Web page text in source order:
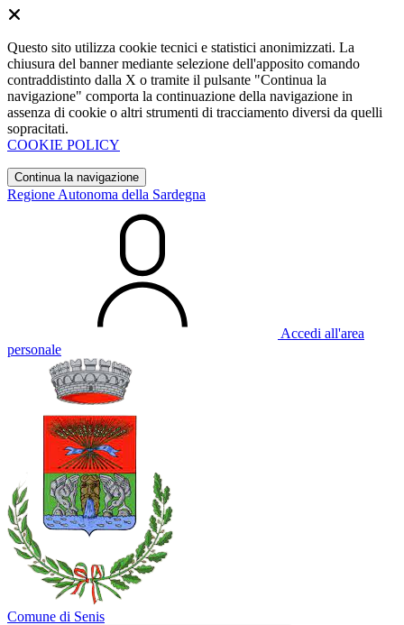
Questo sito utilizza cookie tecnici e statistici anonimizzati. La
chiusura del banner mediante selezione dell'apposito comando
contraddistinto dalla X o tramite il pulsante "Continua la
navigazione" comporta la continuazione della navigazione in
assenza di cookie o altri strumenti di tracciamento diversi da quelli
sopracitati.
COOKIE POLICY
Continua la navigazione
Regione Autonoma della Sardegna
Accedi all'area
personale
Comune di Senis